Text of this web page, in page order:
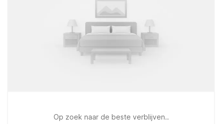
Op zoek naar de beste verblijven..